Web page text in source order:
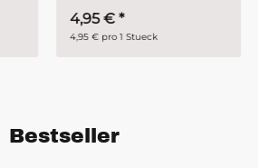
4,95 €*
4,95 € pro 1 Stueck 6,95
Bestseller